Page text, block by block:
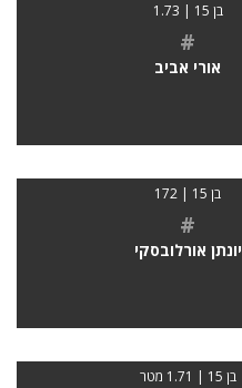
בן 15 | 1.73
#
אורי אביב
בן 15 | 172
#
יונתן אורלובסקי
בן 15 | 1.71 מטר